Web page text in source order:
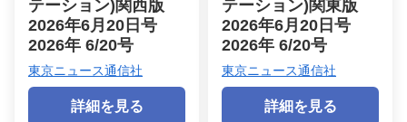
テーション)関西版
2026年6月20日号
2026年 6/20号
東京ニュース通信社
詳細を見る
テーション)関東版
2026年6月20日号
2026年 6/20号
東京ニュース通信社
詳細を見る